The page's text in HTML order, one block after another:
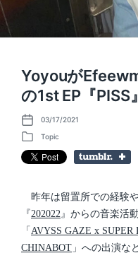
Yoyouが
の1st EP『PISS
P
o
t
d
03/17/2021
P
o
s
Topic
昨年は留置所での経験
『202022 』からの音楽活
「 AVYSS GAZE x SUPER
CHINABOT 」への出演な